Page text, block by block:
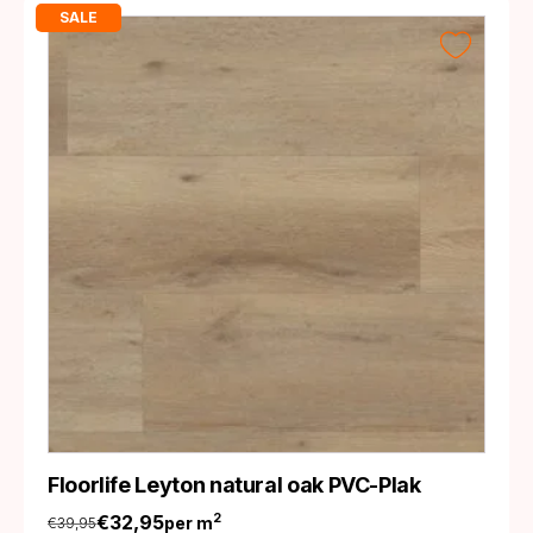
SALE
Floorlife Leyton natural oak PVC-Plak
€39,95€32,95per m2